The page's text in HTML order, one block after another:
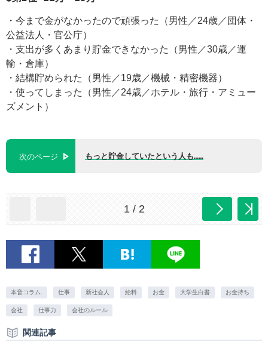
・今まで金がなかったので頑張った（男性／24歳／団体・
公益法人・官公庁）
・支出が多くあまり貯金できなかった（男性／30歳／運
輸・倉庫）
・結構貯められた（男性／19歳／機械・精密機器）
・使ってしまった（男性／24歳／ホテル・旅行・アミュー
ズメント）
次のページ もっと貯金していたという人も……
1 / 2
本音コラム. 仕事 新社会人 給料 お金 大学生白書 お金持ち
会社 仕事力 会社のルール
関連記事